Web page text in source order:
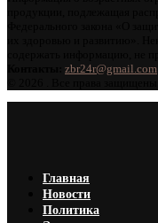
zbr24r@gmail.com
Главная
Новости
Политика